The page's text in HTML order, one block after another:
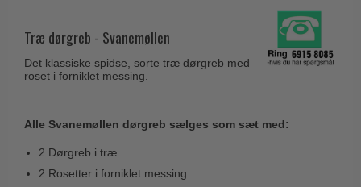
Gio Ponti LAMA
Medici dørgreb
Weingarden dørgreb
Østerbro træ dørgreb
Brevindkast
Ringetryk
Knager & Kroge
Olivari
Turnstyle Designs
RDS Italienske dørgreb
Samuel Heath produkter
Sibes Metall
Træ dørgreb - Svanemøllen
Det klassiske spidse, sorte træ dørgreb med
roset i forniklet messing.
Alle Svanemøllen dørgreb sælges som sæt med:
2 Dørgreb i træ
2 Rosetter i forniklet messing